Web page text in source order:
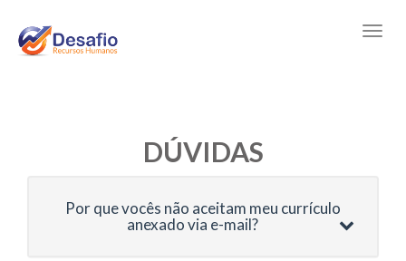
DÚVIDAS
Por que vocês não aceitam meu currículo
anexado via e-mail?